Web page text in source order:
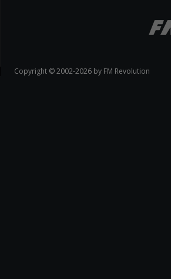
Copyright © 2002-2026 by FM Revolution